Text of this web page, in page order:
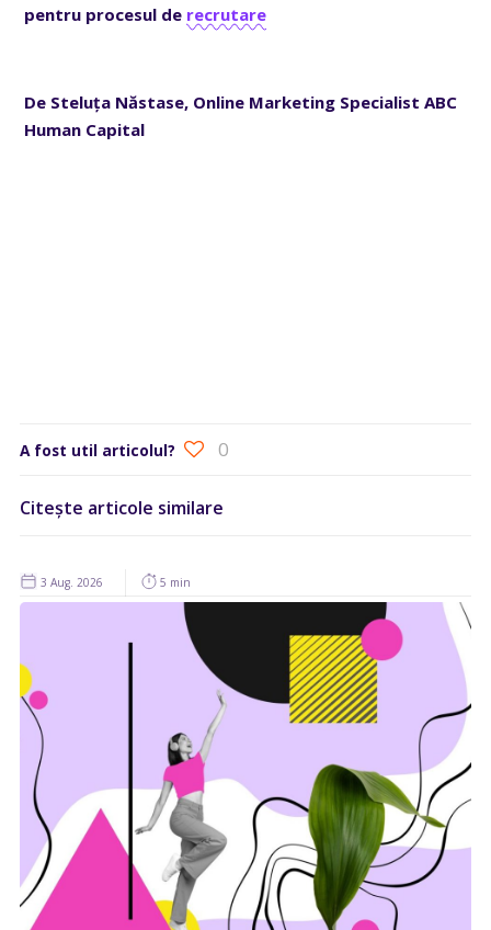
pentru procesul de recrutare
De Steluța Năstase, Online Marketing Specialist ABC
Human Capital
A fost util articolul? 0
Citește articole similare
3 Aug. 2026 5 min